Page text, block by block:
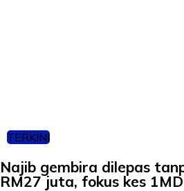
TERKINI
Najib gembira dilepas
RM27 juta, fokus kes